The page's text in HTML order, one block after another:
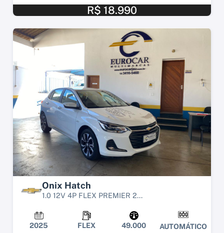
R$ 18.990
Onix Hatch
1.0 12V 4P FLEX PREMIER 2...
2025 FLEX 49.000 AUTOMÁTICO